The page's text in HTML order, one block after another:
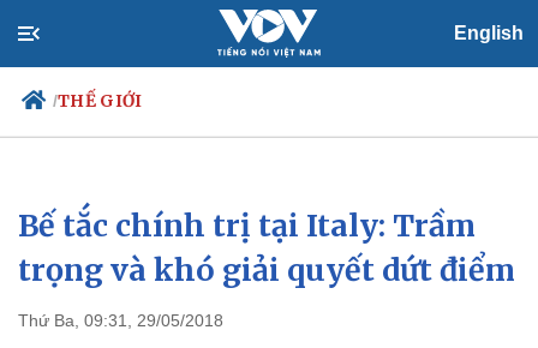
English
/THẾ GIỚI
Chính trị
Tổ chức nhân sự
Nhận diện sự thật
Xã hội
Dự báo thời tiết
Bế tắc chính trị tại Italy: Trầm
trọng và khó giải quyết dứt điểm
Thứ Ba, 09:31, 29/05/2018